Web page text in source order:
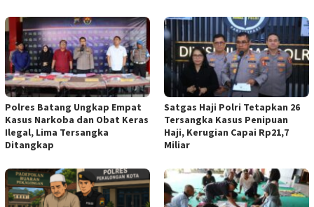
Polres Batang Ungkap Empat
Kasus Narkoba dan Obat Keras
Ilegal, Lima Tersangka
Ditangkap
Satgas Haji Polri Tetapkan 26
Tersangka Kasus Penipuan
Haji, Kerugian Capai Rp21,7
Miliar